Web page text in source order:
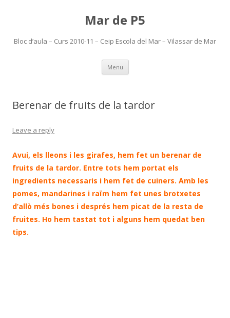
Mar de P5
Bloc d’aula – Curs 2010-11 – Ceip Escola del Mar – Vilassar de Mar
Menu Skip
content
Berenar de fruits de la tardor
Leave a reply
Avui, els lleons i les girafes, hem fet un berenar de
fruits de la tardor. Entre tots hem portat els
ingredients necessaris i hem fet de cuiners. Amb les
pomes, mandarines i raïm hem fet unes brotxetes
d’allò més bones i després hem picat de la resta de
fruites. Ho hem tastat tot i alguns hem quedat ben
tips.